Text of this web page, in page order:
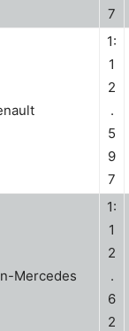
7
1:
1
2
.
5
9
7
Mercedes
1:
1
2
.
6
2